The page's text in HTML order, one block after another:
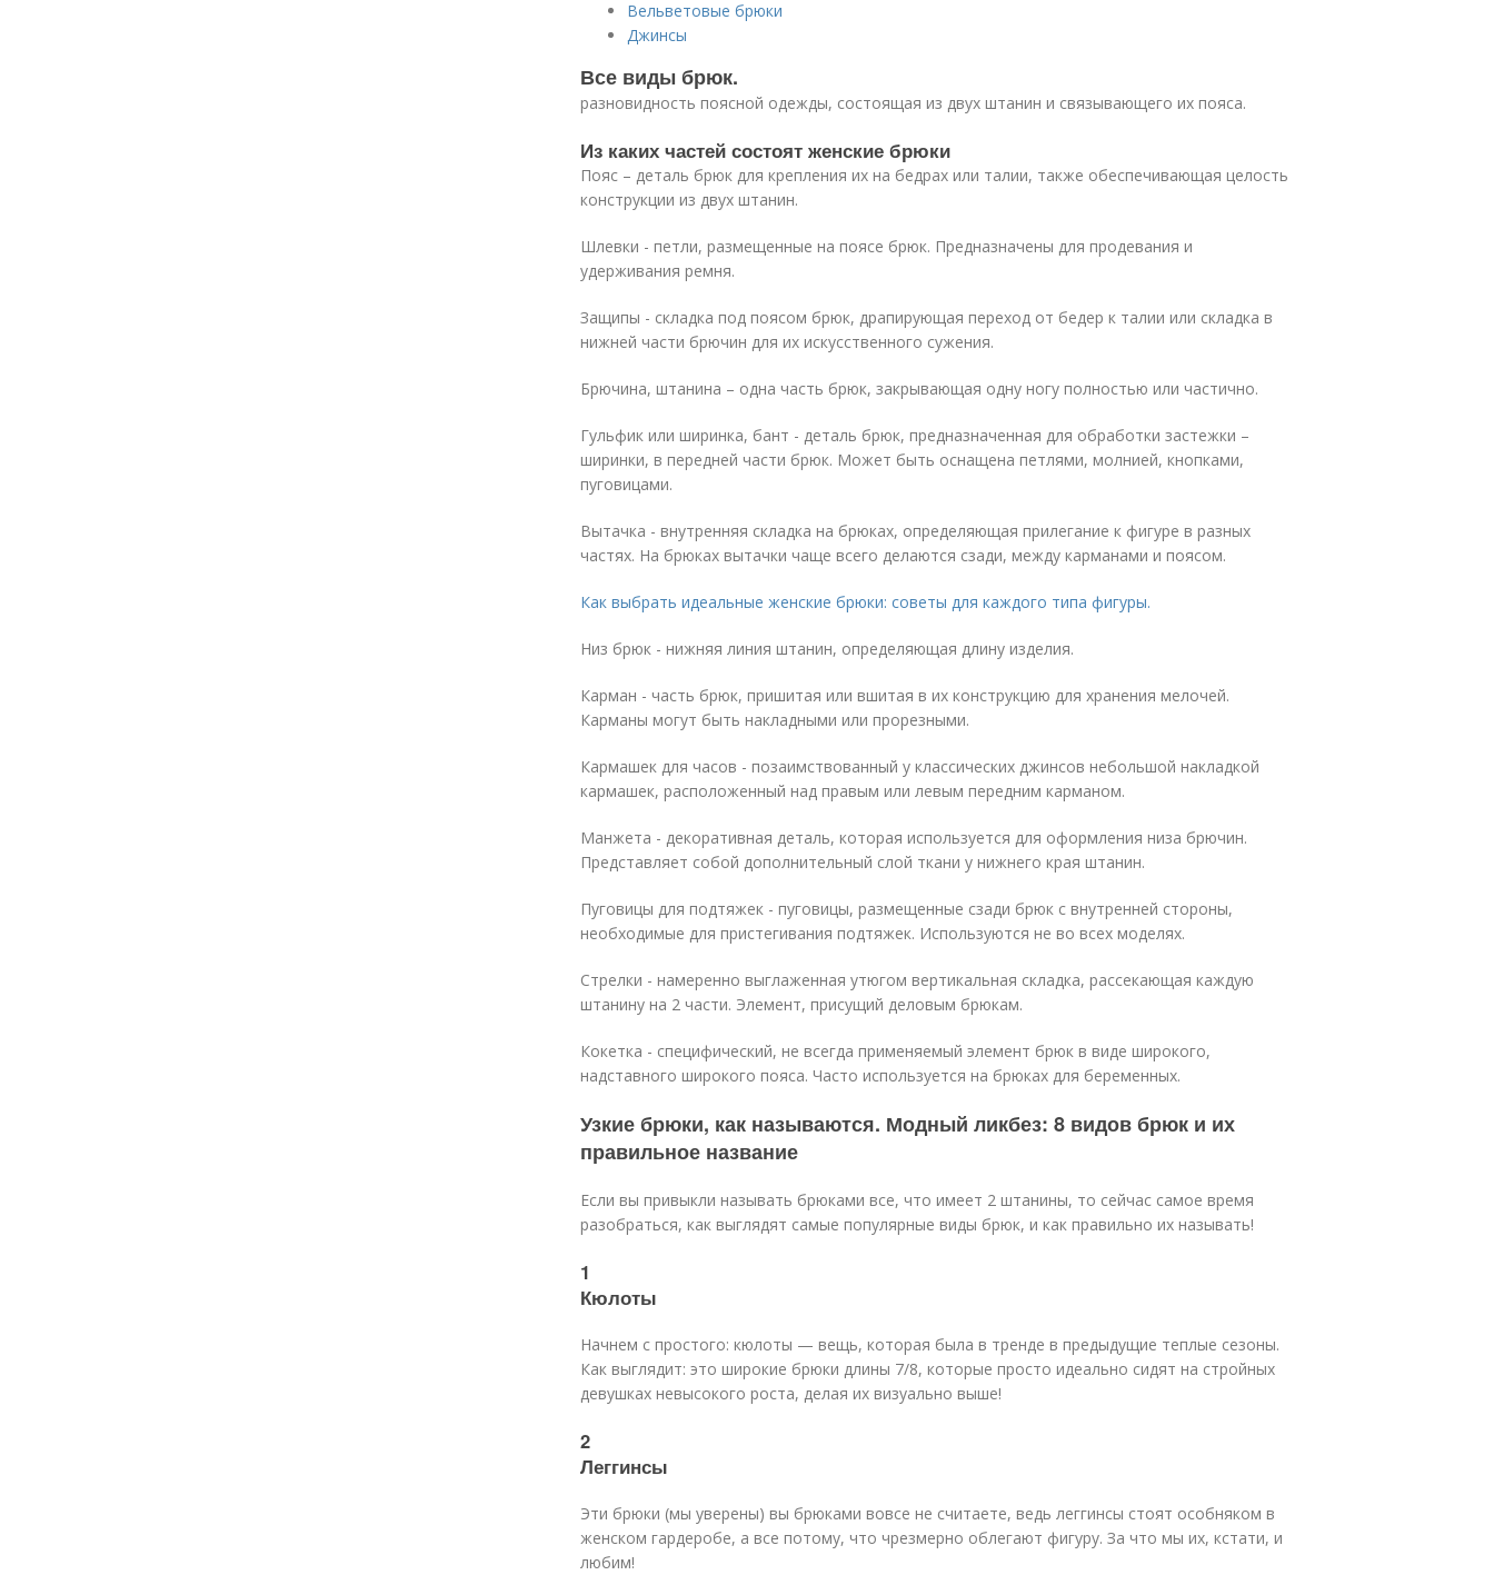
Вельветовые брюки
Джинсы
Все виды брюк.
разновидность поясной одежды, состоящая из двух штанин и связывающего их пояса.
Из каких частей состоят женские брюки
Пояс – деталь брюк для крепления их на бедрах или талии, также обеспечивающая целость
конструкции из двух штанин.
Шлевки - петли, размещенные на поясе брюк. Предназначены для продевания и
удерживания ремня.
Защипы - складка под поясом брюк, драпирующая переход от бедер к талии или складка в
нижней части брючин для их искусственного сужения.
Брючина, штанина – одна часть брюк, закрывающая одну ногу полностью или частично.
Гульфик или ширинка, бант - деталь брюк, предназначенная для обработки застежки –
ширинки, в передней части брюк. Может быть оснащена петлями, молнией, кнопками,
пуговицами.
Вытачка - внутренняя складка на брюках, определяющая прилегание к фигуре в разных
частях. На брюках вытачки чаще всего делаются сзади, между карманами и поясом.
Как выбрать идеальные женские брюки: советы для каждого типа фигуры.
Низ брюк - нижняя линия штанин, определяющая длину изделия.
Карман - часть брюк, пришитая или вшитая в их конструкцию для хранения мелочей.
Карманы могут быть накладными или прорезными.
Кармашек для часов - позаимствованный у классических джинсов небольшой накладкой
кармашек, расположенный над правым или левым передним карманом.
Манжета - декоративная деталь, которая используется для оформления низа брючин.
Представляет собой дополнительный слой ткани у нижнего края штанин.
Пуговицы для подтяжек - пуговицы, размещенные сзади брюк с внутренней стороны,
необходимые для пристегивания подтяжек. Используются не во всех моделях.
Стрелки - намеренно выглаженная утюгом вертикальная складка, рассекающая каждую
штанину на 2 части. Элемент, присущий деловым брюкам.
Кокетка - специфический, не всегда применяемый элемент брюк в виде широкого,
надставного широкого пояса. Часто используется на брюках для беременных.
Узкие брюки, как называются. Модный ликбез: 8 видов брюк и их
правильное название
Если вы привыкли называть брюками все, что имеет 2 штанины, то сейчас самое время
разобраться, как выглядят самые популярные виды брюк, и как правильно их называть!
1
Кюлоты
Начнем с простого: кюлоты — вещь, которая была в тренде в предыдущие теплые сезоны.
Как выглядит: это широкие брюки длины 7/8, которые просто идеально сидят на стройных
девушках невысокого роста, делая их визуально выше!
2
Леггинсы
Эти брюки (мы уверены) вы брюками вовсе не считаете, ведь леггинсы стоят особняком в
женском гардеробе, а все потому, что чрезмерно облегают фигуру. За что мы их, кстати, и
любим!